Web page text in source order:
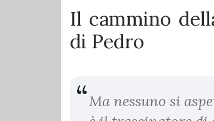
Il cammino
di Pedro
Ma nessuno si